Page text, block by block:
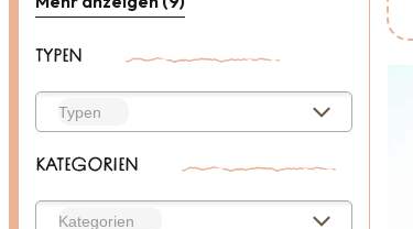
TYPEN
KATEGORIEN